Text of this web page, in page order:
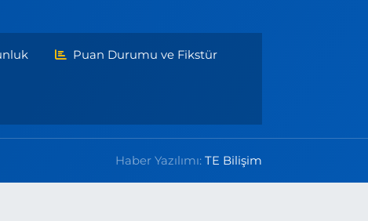
Puan Durumu ve Fikstür
Haber Yazılımı:TE Bilişim